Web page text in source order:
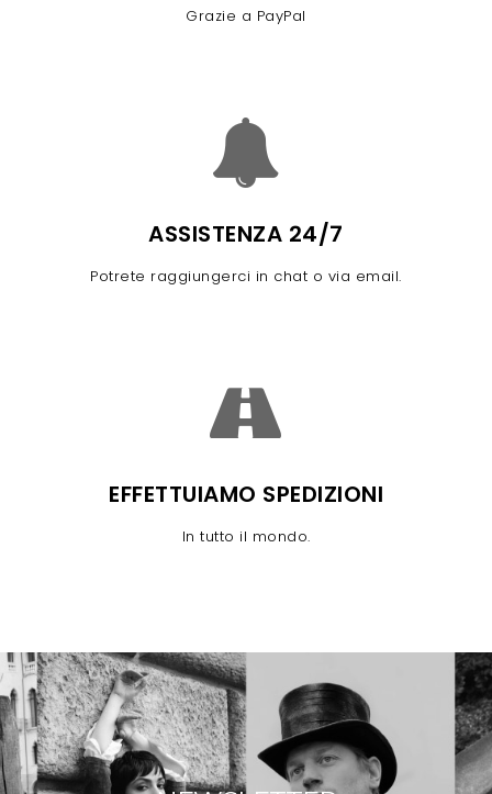
Grazie a PayPal
ASSISTENZA 24/7
Potrete raggiungerci in chat o via email.
EFFETTUIAMO SPEDIZIONI
In tutto il mondo.